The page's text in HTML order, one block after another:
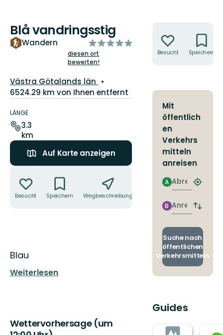
Blå vandringsstig
Wandern
von
5
Sternen
diesen ort
bewerten!
Landkreis:
Västra Götalands län
6524.29 km von Ihnen entfernt
zum
Weg
LÄNGE
3.3
km
Auf Karte anzeigen
Besucht Speichern Wegbeschreibung
Beschreibung
Blau
Weiterlesen
Wettervorhersage (um
Besucht Speichern
Mit
öffentlich
en
Verkehrs
mitteln
anreisen
Abreise
A
finden
Anreise
B
Suche nach
öffentlichen
Verkehrsmitteln
Guides